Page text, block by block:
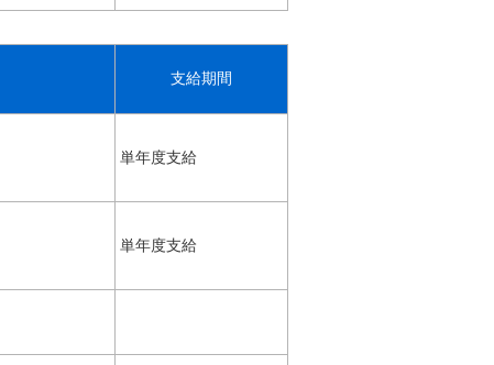
支給期間
単年度支給
単年度支給